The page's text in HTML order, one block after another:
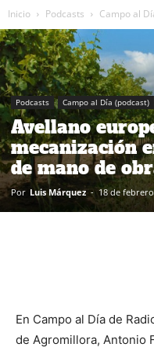
Inicio Podcasts Campo al
Podcasts Campo al Día (podcast)
Avellano
mecanización
de mano de
Por Luis Márquez - 18 de
En Campo al Día de
de Agromillora, Antonio